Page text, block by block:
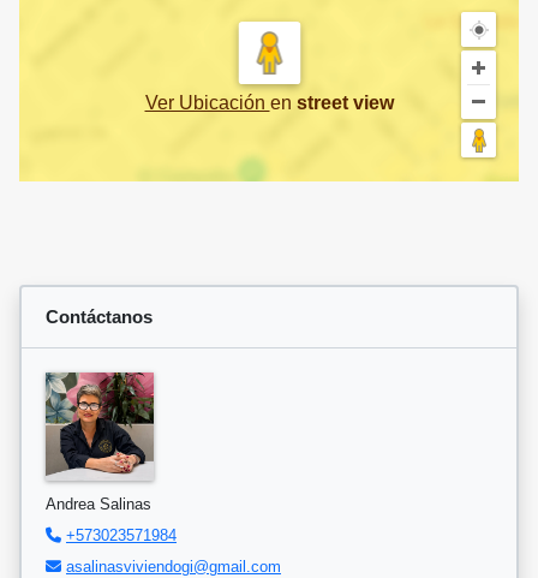
Ver Ubicación en street view
Contáctanos
Andrea Salinas
+573023571984
asalinasviviendogi@gmail.com